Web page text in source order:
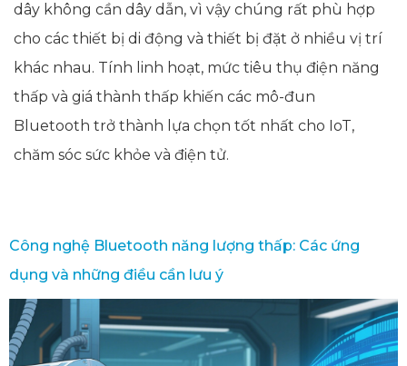
dây không cần dây dẫn, vì vậy chúng rất phù hợp
cho các thiết bị di động và thiết bị đặt ở nhiều vị trí
khác nhau. Tính linh hoạt, mức tiêu thụ điện năng
thấp và giá thành thấp khiến các mô-đun
Bluetooth trở thành lựa chọn tốt nhất cho IoT,
chăm sóc sức khỏe và điện tử.
Công nghệ Bluetooth năng lượng thấp: Các ứng
dụng và những điều cần lưu ý